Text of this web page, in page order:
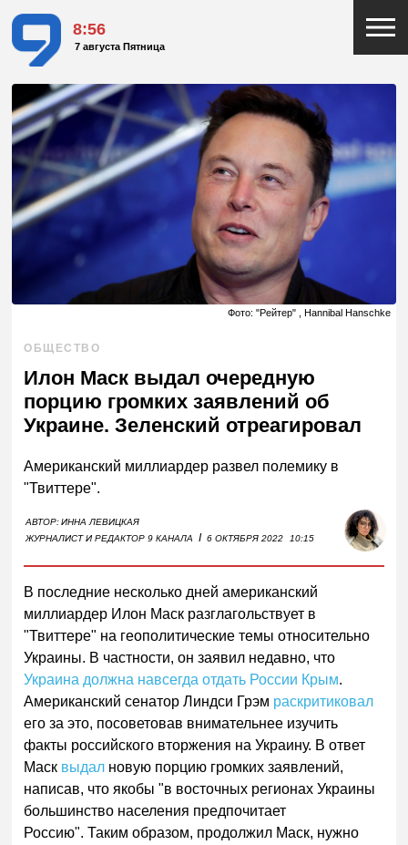
8:56
7 августа Пятница
Фото: "Рейтер" , Hannibal Hanschke
ОБЩЕСТВО
Илон Маск выдал очередную
порцию громких заявлений об
Украине. Зеленский отреагировал
Американский миллиардер развел полемику в
"Твиттере".
АВТОР:ИННА ЛЕВИЦКАЯ
ЖУРНАЛИСТ И РЕДАКТОР 9 КАНАЛА
I 6 ОКТЯБРЯ 2022 10:15
В последние несколько дней американский
миллиардер Илон Маск разглагольствует в
"Твиттере" на геополитические темы относительно
Украины. В частности, он заявил недавно, что
Украина должна навсегда отдать России Крым.
Американский сенатор Линдси Грэм раскритиковал
его за это, посоветовав внимательнее изучить
факты российского вторжения на Украину. В ответ
Маск выдал новую порцию громких заявлений,
написав, что якобы "в восточных регионах Украины
большинство населения предпочитает
Россию". Таким образом, продолжил Маск, нужно